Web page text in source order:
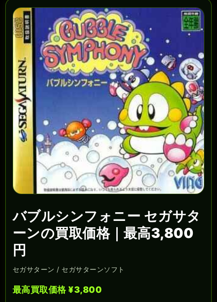
バブルシンフォニー セガサタ
ーンの買取価格｜最高3,800
円
セガサターン / セガサターンソフト
最高買取価格 ¥3,800